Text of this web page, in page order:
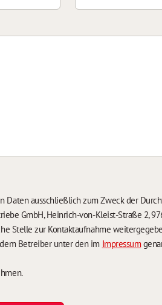
Daten ausschließlich zum Zweck der
GmbH, Heinrich-von-Kleist-Straße 2,
Stelle zur Kontaktaufnahme
Betreiber unter den im Impressum